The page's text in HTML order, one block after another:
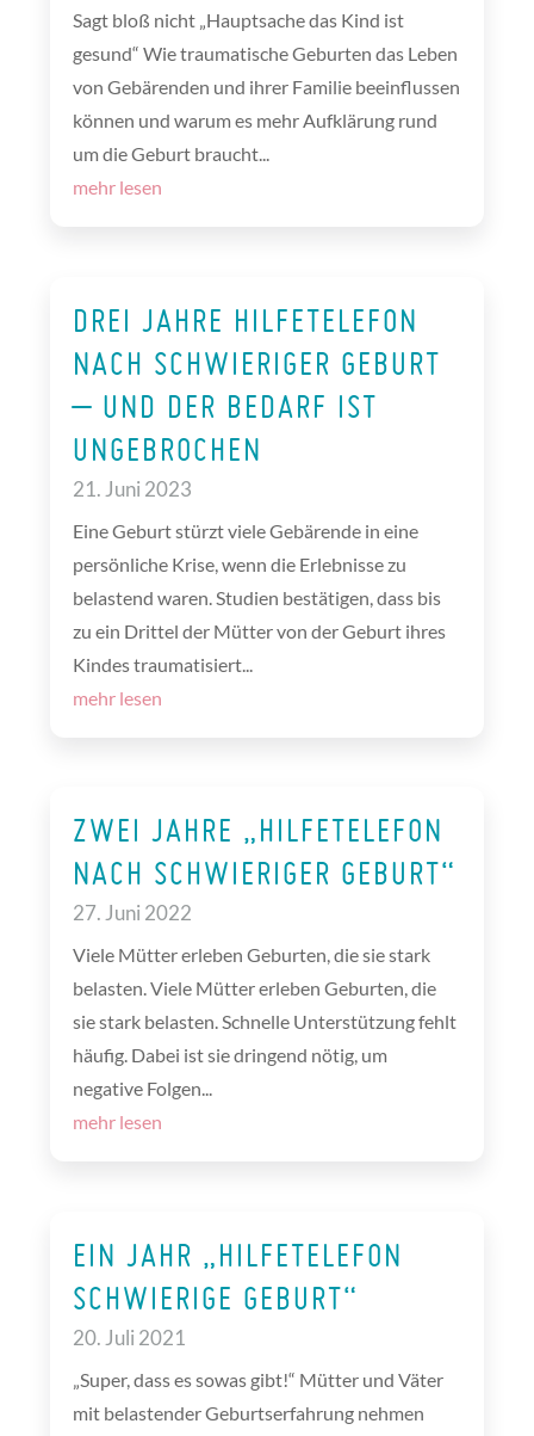
Sagt bloß nicht „Hauptsache das Kind ist
gesund“ Wie traumatische Geburten das Leben
von Gebärenden und ihrer Familie beeinflussen
können und warum es mehr Aufklärung rund
um die Geburt braucht...
mehr lesen
DREI JAHRE HILFETELEFON
NACH SCHWIERIGER GEBURT
– UND DER BEDARF IST
UNGEBROCHEN
21. Juni 2023
Eine Geburt stürzt viele Gebärende in eine
persönliche Krise, wenn die Erlebnisse zu
belastend waren. Studien bestätigen, dass bis
zu ein Drittel der Mütter von der Geburt ihres
Kindes traumatisiert...
mehr lesen
ZWEI JAHRE „HILFETELEFON
NACH SCHWIERIGER GEBURT“
27. Juni 2022
Viele Mütter erleben Geburten, die sie stark
belasten. Viele Mütter erleben Geburten, die
sie stark belasten. Schnelle Unterstützung fehlt
häufig. Dabei ist sie dringend nötig, um
negative Folgen...
mehr lesen
EIN JAHR „HILFETELEFON
SCHWIERIGE GEBURT“
20. Juli 2021
„Super, dass es sowas gibt!“ Mütter und Väter
mit belastender Geburtserfahrung nehmen